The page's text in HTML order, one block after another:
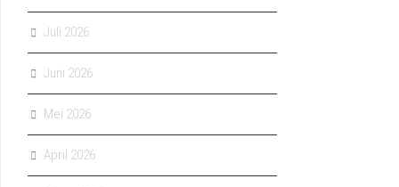
Juli 2026
Juni 2026
Mei 2026
April 2026